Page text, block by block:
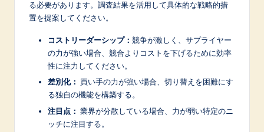
る必要があります。調査結果を活用して具体的な戦略的措
置を提案してください。
コストリーダーシップ： 競争が激しく、サプライヤー
の力が強い場合、競合よりコストを下げるために効率
性に注力してください。
差別化： 買い手の力が強い場合、切り替えを困難にす
る独自の機能を構築する。
注目点： 業界が分散している場合、力が弱い特定のニ
ッチに注目する。